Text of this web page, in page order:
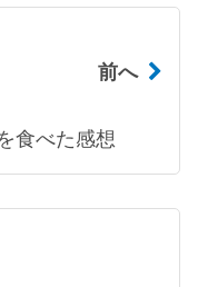
前へ
食べた感想